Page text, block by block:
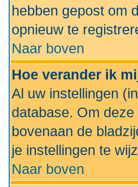
hebben gepost om
opnieuw te
Naar boven
Hoe verander ik
Al uw instellingen
database. Om
bovenaan de
je instellingen te
Naar boven